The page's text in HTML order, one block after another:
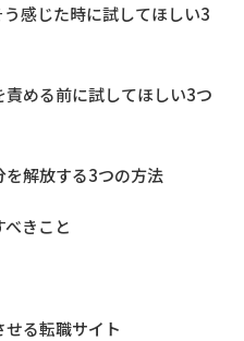
感じた時に試してほしい3
める前に試してほしい3つ
解放する3つの方法
きこと
る転職サイト